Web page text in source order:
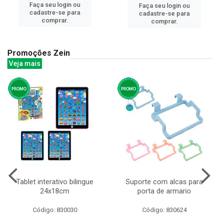
Faça seu login ou
cadastre-se para
comprar.
Faça seu login ou
cadastre-se para
comprar.
Promoções Zein
Veja mais
Tablet interativo bilingue
24x18cm
Código: 830030
Suporte com alcas para
porta de armario
Código: 830624